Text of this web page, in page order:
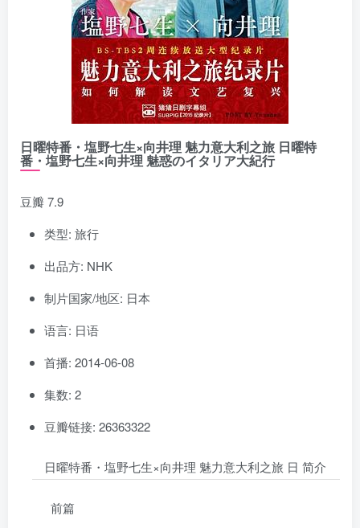
日曜特番・塩野七生×向井理 魅力意大利之旅 日曜特
番・塩野七生×向井理 魅惑のイタリア大紀行
豆瓣 7.9
类型: 旅行
出品方: NHK
制片国家/地区: 日本
语言: 日语
首播: 2014-06-08
集数: 2
豆瓣链接: 26363322
日曜特番・塩野七生×向井理 魅力意大利之旅 日 简介
前篇